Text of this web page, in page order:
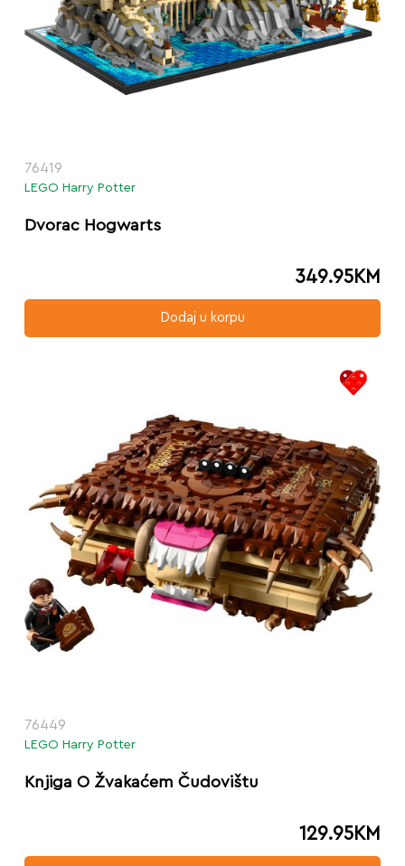
76419
LEGO Harry Potter
Dvorac Hogwarts
349.95KM
Dodaj u korpu
76449
LEGO Harry Potter
Knjiga O Žvakaćem Čudovištu
129.95KM